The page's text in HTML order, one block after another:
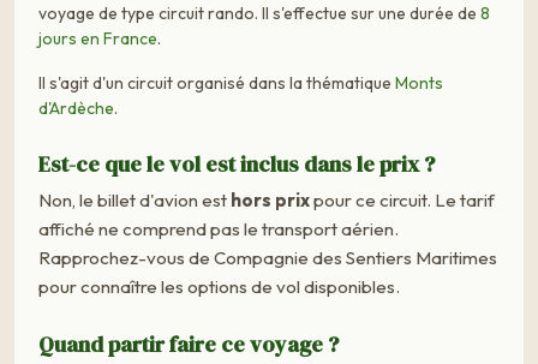
voyage de type circuit rando. Il s'effectue sur une durée de 8
jours en France.
Il s'agit d'un circuit organisé dans la thématique Monts
d'Ardèche.
Est-ce que le vol est inclus dans le prix ?
Non, le billet d'avion est hors prixpour ce circuit. Le tarif
affiché ne comprend pas le transport aérien.
Rapprochez-vous de Compagnie des Sentiers Maritimes
pour connaître les options de vol disponibles.
Quand partir faire ce voyage ?